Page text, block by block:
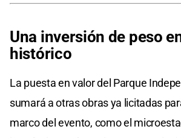
Una inversión de peso
histórico
La puesta en valor del Parque
sumará a otras obras ya licitadas
marco del evento, como el